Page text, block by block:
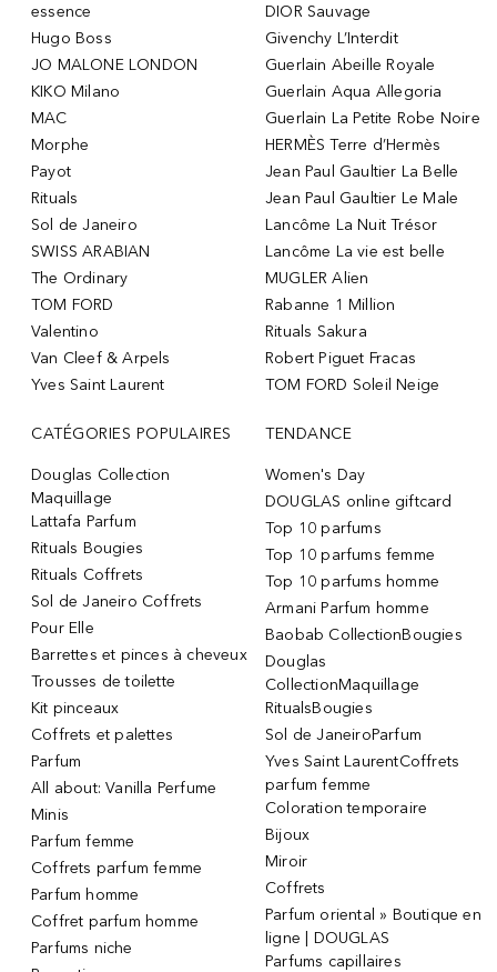
essence
Hugo Boss
JO MALONE LONDON
KIKO Milano
MAC
Morphe
Payot
Rituals
Sol de Janeiro
SWISS ARABIAN
The Ordinary
TOM FORD
Valentino
Van Cleef & Arpels
Yves Saint Laurent
DIOR Sauvage
Givenchy L’Interdit
Guerlain Abeille Royale
Guerlain Aqua Allegoria
Guerlain La Petite Robe Noire
HERMÈS Terre d’Hermès
Jean Paul Gaultier La Belle
Jean Paul Gaultier Le Male
Lancôme La Nuit Trésor
Lancôme La vie est belle
MUGLER Alien
Rabanne 1 Million
Rituals Sakura
Robert Piguet Fracas
TOM FORD Soleil Neige
CATÉGORIES POPULAIRES
Douglas Collection
Maquillage
Lattafa Parfum
Rituals Bougies
Rituals Coffrets
Sol de Janeiro Coffrets
Pour Elle
Barrettes et pinces à cheveux
Trousses de toilette
Kit pinceaux
Coffrets et palettes
Parfum
All about: Vanilla Perfume
Minis
Parfum femme
Coffrets parfum femme
Parfum homme
Coffret parfum homme
Parfums niche
TENDANCE
Women's Day
DOUGLAS online giftcard
Top 10 parfums
Top 10 parfums femme
Top 10 parfums homme
Armani Parfum homme
Baobab CollectionBougies
Douglas
CollectionMaquillage
RitualsBougies
Sol de JaneiroParfum
Yves Saint LaurentCoffrets
parfum femme
Coloration temporaire
Bijoux
Miroir
Coffrets
Parfum oriental » Boutique en
ligne | DOUGLAS
Parfums capillaires